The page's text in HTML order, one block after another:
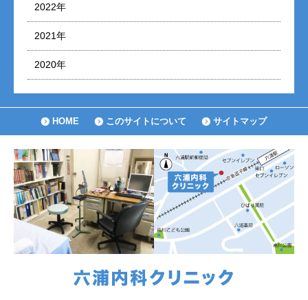
2022年
2021年
2020年
HOME このサイトについて サイトマップ